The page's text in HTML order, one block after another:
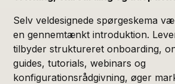
Selv veldesignede spørgeskema
en gennemtænkt introduktion.
tilbyder struktureret onboarding,
guides, tutorials, webinars og
konfigurationsrådgivning, øger